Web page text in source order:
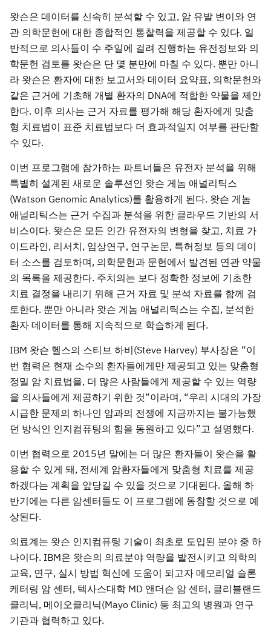
왓슨은 데이터를 신속히 분석할 수 있고, 암 유발 변이와 연
관 의학문헌에 대한 종합적인 통찰력을 제공할 수 있다. 일
반적으로 의사들이 수 주일에 걸려 진행하는 유전정보와 의
학문헌 검토를 왓슨은 단 몇 분만에 마칠 수 있다. 뿐만 아니
라 왓슨은 환자에 대한 보고서와 데이터 요약표, 의학문헌와
같은 근거에 기초해 개별 환자의 DNA에 적합한 약물을 제안
한다. 이후 의사는 근거 자료를 평가해 해당 환자에게 맞춤
형 치료법이 표준 치료법보다 더 효과적일지 여부를 판단할
수 있다.
이번 프로그램에 참가하는 파트너들은 유전자 분석을 위해
특별히 설계된 새로운 솔루션인 왓슨 게놈 애널리틱스
(Watson Genomic Analytics)를 활용하게 된다. 왓슨 게놈
애널리틱스는 근거 수집과 분석을 위한 클라우드 기반의 서
비스이다. 왓슨은 모든 인간 유전자의 변형을 찾고, 치료 가
이드라인, 리서치, 임상연구, 연구논문, 특허정보 등의 데이
터 소스를 검토하며, 의학문헌과 문헌에서 발견된 연관 약물
의 목록을 제공한다. 주치의는 보다 정확한 정보에 기초한
치료 결정을 내리기 위해 근거 자료 및 분석 자료를 함께 검
토한다. 뿐만 아니라 왓슨 게놈 애널리틱스는 수집, 분석한
환자 데이터를 통해 지속적으로 학습하게 된다.
IBM 왓슨 헬스의 스티브 하비(Steve Harvey) 부사장은 “이
번 협력은 현재 소수의 환자들에게만 제공되고 있는 맞춤형
정밀 암 치료법을, 더 많은 사람들에게 제공할 수 있는 역량
을 의사들에게 제공하기 위한 것”이라며, “우리 시대의 가장
시급한 문제의 하나인 암과의 전쟁에 지금까지는 불가능했
던 방식인 인지컴퓨팅의 힘을 동원하고 있다”고 설명했다.
이번 협력으로 2015년 말에는 더 많은 환자들이 왓슨을 활
용할 수 있게 돼, 전세계 암환자들에게 맞춤형 치료를 제공
하겠다는 계획을 앞당길 수 있을 것으로 기대된다. 올해 하
반기에는 다른 암센터들도 이 프로그램에 동참할 것으로 예
상된다.
의료계는 왓슨 인지컴퓨팅 기술이 최초로 도입된 분야 중 하
나이다. IBM은 왓슨의 의료분야 역량을 발전시키고 의학의
교육, 연구, 실시 방법 혁신에 도움이 되고자 메모리얼 슬론
케터링 암 센터, 텍사스대학 MD 앤더슨 암 센터, 클리블랜드
클리닉, 메이오클리닉(Mayo Clinic) 등 최고의 병원과 연구
기관과 협력하고 있다.